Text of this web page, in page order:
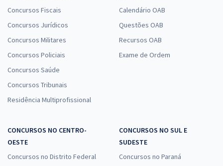
Concursos Fiscais
Concursos Jurídicos
Concursos Militares
Concursos Policiais
Concursos Saúde
Concursos Tribunais
Residência Multiprofissional
Calendário OAB
Questões OAB
Recursos OAB
Exame de Ordem
CONCURSOS NO CENTRO-
OESTE
Concursos no Distrito Federal
CONCURSOS NO SUL E
SUDESTE
Concursos no Paraná